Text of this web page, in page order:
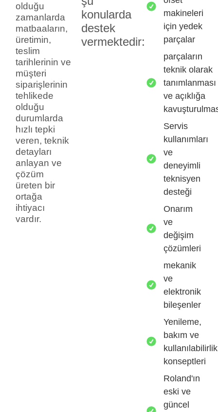
olduğu
zamanlarda
matbaaların,
üretimin,
teslim
tarihlerinin ve
müşteri
siparişlerinin
tehlikede
olduğu
durumlarda
hızlı tepki
veren, teknik
detayları
anlayan ve
çözüm
üreten bir
ortağa
ihtiyacı
vardır.
konularda
destek
vermektedir:
makineleri
için yedek
parçalar
parçaların
teknik olarak
tanımlanması
ve açıklığa
Servis
kullanımları
ve
deneyimli
teknisyen
desteği
Onarım
ve
değişim
çözümleri
mekanik
ve
elektronik
bileşenler
Yenileme,
bakım ve
kullanılabilirlik
konseptleri
Roland'ın
eski ve
güncel